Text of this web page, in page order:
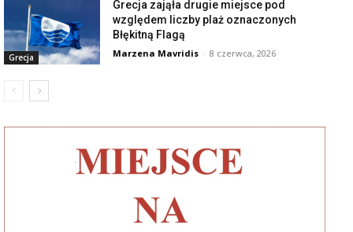
Grecja
Grecja zająła drugie miejsce pod
względem liczby plaż oznaczonych
Błękitną Flagą
Marzena Mavridis - 8 czerwca, 2026